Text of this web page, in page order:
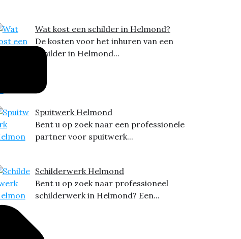
Wat kost een schilder in Helmond?
De kosten voor het inhuren van een
schilder in Helmond...
Spuitwerk Helmond
Bent u op zoek naar een professionele
partner voor spuitwerk...
Schilderwerk Helmond
Bent u op zoek naar professioneel
schilderwerk in Helmond? Een...